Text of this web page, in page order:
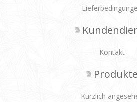
Kontakt
Produkte
Kürzlich